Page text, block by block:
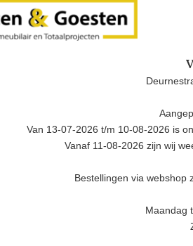
Van 13-07-2026 t/m 10-08-2026 is
Vanaf 11-08-2026 zijn wij
Bestellingen via webshop
Maandag